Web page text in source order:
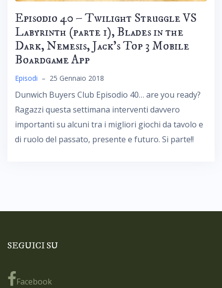
Episodio 40 – Twilight Struggle VS
Labyrinth (parte 1), Blades in the
Dark, Nemesis, Jack’s Top 3 Mobile
Boardgame App
Episodi – 25 Gennaio 2018
Dunwich Buyers Club Episodio 40… are you ready?
Ragazzi questa settimana interventi davvero
importanti su alcuni tra i migliori giochi da tavolo e
di ruolo del passato, presente e futuro. Si parte!!
SEGUICI SU
Facebook